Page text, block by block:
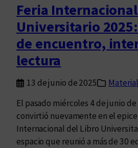
Feria
Universitario
de encuentro,
lectura
13 de junio de 2025
El pasado miércoles 4 de junio
convirtió nuevamente en el
Internacional del Libro
espacio que reunió a más de 30